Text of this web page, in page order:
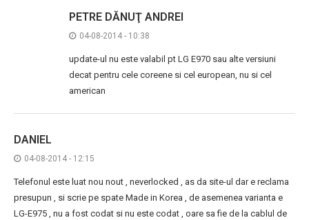
PETRE DĂNUŢ ANDREI
04-08-2014 - 10:38
update-ul nu este valabil pt LG E970 sau alte versiuni
decat pentru cele coreene si cel european, nu si cel
american
DANIEL
04-08-2014 - 12:15
Telefonul este luat nou nout , neverlocked , as da site-ul dar e reclama
presupun , si scrie pe spate Made in Korea , de asemenea varianta e
LG-E975 , nu a fost codat si nu este codat , oare sa fie de la cablul de